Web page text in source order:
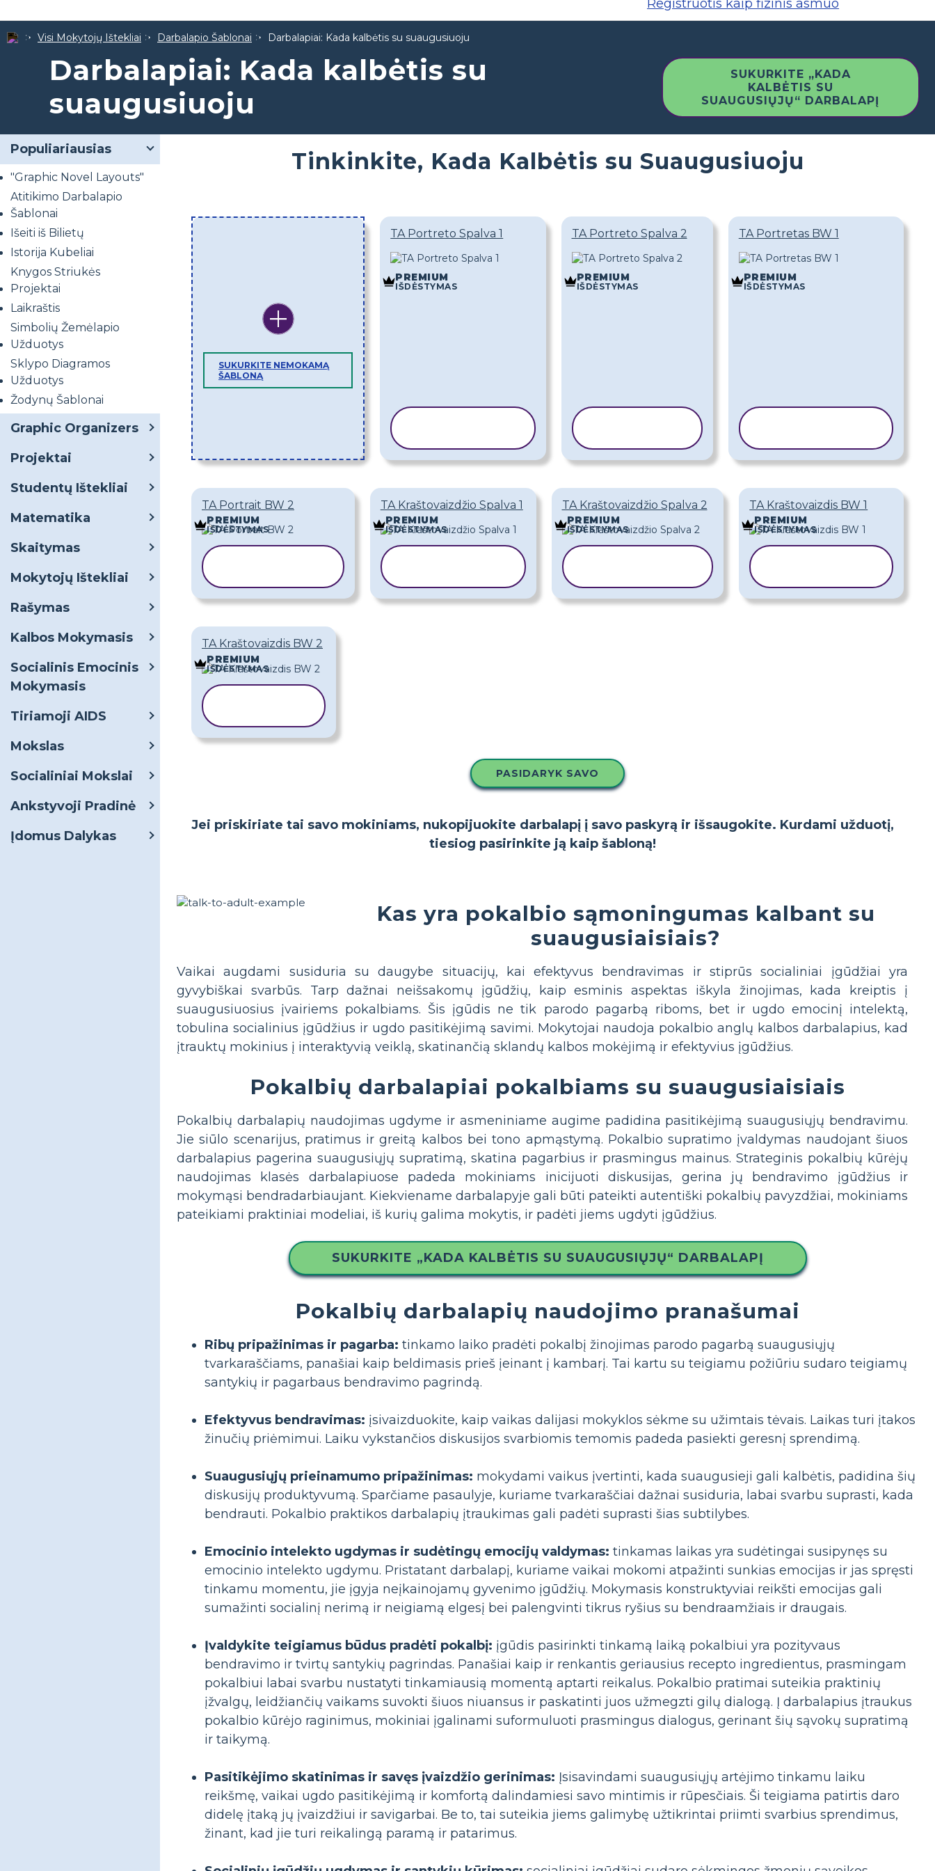
Registruotis kaip fizinis asmuo
Visi Mokytojų Ištekliai Darbalapio Šablonai Darbalapiai: Kada kalbėtis su suaugusiuoju
Darbalapiai: Kada kalbėtis su
suaugusiuoju
SUKURKITE „KADA
KALBĖTIS SU
SUAUGUSIŲJŲ“ DARBALAPĮ
Populiariausias
"Graphic Novel Layouts"
Atitikimo Darbalapio
Šablonai
Išeiti iš Bilietų
Istorija Kubeliai
Knygos Striukės
Projektai
Laikraštis
Simbolių Žemėlapio
Užduotys
Sklypo Diagramos
Užduotys
Žodynų Šablonai
Graphic Organizers
Projektai
Studentų Ištekliai
Matematika
Skaitymas
Mokytojų Ištekliai
Rašymas
Kalbos Mokymasis
Socialinis Emocinis
Mokymasis
Tiriamoji AIDS
Mokslas
Socialiniai Mokslai
Ankstyvoji Pradinė
Įdomus Dalykas
Tinkinkite, Kada Kalbėtis su Suaugusiuoju
SUKURKITE NEMOKAMĄ
ŠABLONĄ
TA Portreto Spalva 1
PREMIUM
IŠDĖSTYMAS
TA Portreto Spalva 2
PREMIUM
IŠDĖSTYMAS
TA Portretas BW 1
PREMIUM
IŠDĖSTYMAS
TA Portrait BW 2
PREMIUM
IŠDĖSTYMAS
TA Kraštovaizdžio Spalva 1
PREMIUM
IŠDĖSTYMAS
TA Kraštovaizdžio Spalva 2
PREMIUM
IŠDĖSTYMAS
TA Kraštovaizdis BW 1
PREMIUM
IŠDĖSTYMAS
TA Kraštovaizdis BW 2
PREMIUM
IŠDĖSTYMAS
PASIDARYK SAVO
Jei priskiriate tai savo mokiniams, nukopijuokite darbalapį į savo paskyrą ir išsaugokite. Kurdami užduotį,
tiesiog pasirinkite ją kaip šabloną!
Kas yra pokalbio sąmoningumas kalbant su
suaugusiaisiais?
Vaikai augdami susiduria su daugybe situacijų, kai efektyvus bendravimas ir stiprūs socialiniai įgūdžiai yra
gyvybiškai svarbūs. Tarp dažnai neišsakomų įgūdžių, kaip esminis aspektas iškyla žinojimas, kada kreiptis į
suaugusiuosius įvairiems pokalbiams. Šis įgūdis ne tik parodo pagarbą riboms, bet ir ugdo emocinį intelektą,
tobulina socialinius įgūdžius ir ugdo pasitikėjimą savimi. Mokytojai naudoja pokalbio anglų kalbos darbalapius, kad
įtrauktų mokinius į interaktyvią veiklą, skatinančią sklandų kalbos mokėjimą ir efektyvius įgūdžius.
Pokalbių darbalapiai pokalbiams su suaugusiaisiais
Pokalbių darbalapių naudojimas ugdyme ir asmeniniame augime padidina pasitikėjimą suaugusiųjų bendravimu.
Jie siūlo scenarijus, pratimus ir greitą kalbos bei tono apmąstymą. Pokalbio supratimo įvaldymas naudojant šiuos
darbalapius pagerina suaugusiųjų supratimą, skatina pagarbius ir prasmingus mainus. Strateginis pokalbių kūrėjų
naudojimas klasės darbalapiuose padeda mokiniams inicijuoti diskusijas, gerina jų bendravimo įgūdžius ir
mokymąsi bendradarbiaujant. Kiekviename darbalapyje gali būti pateikti autentiški pokalbių pavyzdžiai, mokiniams
pateikiami praktiniai modeliai, iš kurių galima mokytis, ir padėti jiems ugdyti įgūdžius.
SUKURKITE „KADA KALBĖTIS SU SUAUGUSIŲJŲ“ DARBALAPĮ
Pokalbių darbalapių naudojimo pranašumai
Ribų pripažinimas ir pagarba: tinkamo laiko pradėti pokalbį žinojimas parodo pagarbą suaugusiųjų
tvarkaraščiams, panašiai kaip beldimasis prieš įeinant į kambarį. Tai kartu su teigiamu požiūriu sudaro teigiamų
santykių ir pagarbaus bendravimo pagrindą.
Efektyvus bendravimas: įsivaizduokite, kaip vaikas dalijasi mokyklos sėkme su užimtais tėvais. Laikas turi įtakos
žinučių priėmimui. Laiku vykstančios diskusijos svarbiomis temomis padeda pasiekti geresnį sprendimą.
Suaugusiųjų prieinamumo pripažinimas: mokydami vaikus įvertinti, kada suaugusieji gali kalbėtis, padidina šių
diskusijų produktyvumą. Sparčiame pasaulyje, kuriame tvarkaraščiai dažnai susiduria, labai svarbu suprasti, kada
bendrauti. Pokalbio praktikos darbalapių įtraukimas gali padėti suprasti šias subtilybes.
Emocinio intelekto ugdymas ir sudėtingų emocijų valdymas: tinkamas laikas yra sudėtingai susipynęs su
emocinio intelekto ugdymu. Pristatant darbalapį, kuriame vaikai mokomi atpažinti sunkias emocijas ir jas spręsti
tinkamu momentu, jie įgyja neįkainojamų gyvenimo įgūdžių. Mokymasis konstruktyviai reikšti emocijas gali
sumažinti socialinį nerimą ir neigiamą elgesį bei palengvinti tikrus ryšius su bendraamžiais ir draugais.
Įvaldykite teigiamus būdus pradėti pokalbį: įgūdis pasirinkti tinkamą laiką pokalbiui yra pozityvaus
bendravimo ir tvirtų santykių pagrindas. Panašiai kaip ir renkantis geriausius recepto ingredientus, prasmingam
pokalbiui labai svarbu nustatyti tinkamiausią momentą aptarti reikalus. Pokalbio pratimai suteikia praktinių
įžvalgų, leidžiančių vaikams suvokti šiuos niuansus ir paskatinti juos užmegzti gilų dialogą. Į darbalapius įtraukus
pokalbio kūrėjo raginimus, mokiniai įgalinami suformuluoti prasmingus dialogus, gerinant šių sąvokų supratimą
ir taikymą.
Pasitikėjimo skatinimas ir savęs įvaizdžio gerinimas: Įsisavindami suaugusiųjų artėjimo tinkamu laiku
reikšmę, vaikai ugdo pasitikėjimą ir komfortą dalindamiesi savo mintimis ir rūpesčiais. Ši teigiama patirtis daro
didelę įtaką jų įvaizdžiui ir savigarbai. Be to, tai suteikia jiems galimybę užtikrintai priimti svarbius sprendimus,
žinant, kad jie turi reikalingą paramą ir patarimus.